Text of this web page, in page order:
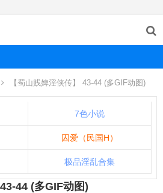
【蜀山贱婢淫侠传】 43-44 (多GIF动图)
7色小说
囚爱（民国H）
极品淫乱合集
44 (多GIF动图)